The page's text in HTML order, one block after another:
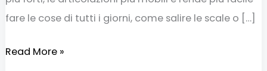
fare le cose di tutti i giorni, come salire le scale o […]
Read More »